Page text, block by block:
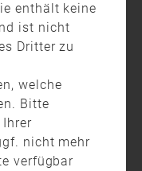
ungeklärter
Ein
Flammen im Keller
stellten bei
fest und
in der Sauna
der
eine
enthält keine
ist nicht
Dritter zu
welche
Bitte
nicht mehr
verfügbar